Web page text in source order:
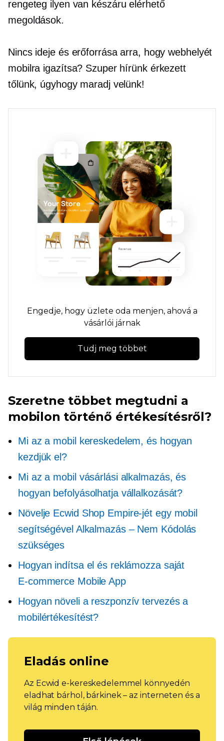
rengeteg ilyen van készáru elérhető
megoldások.
Nincs ideje és erőforrása arra, hogy webhelyét
mobilra igazítsa? Szuper hírünk érkezett
tőlünk, úgyhogy maradj velünk!
Engedje, hogy üzlete oda menjen, ahová a
vásárlói járnak
Tudj meg többet
Szeretne többet megtudni a
mobilon történő értékesítésről?
Mi az a mobil kereskedelem, és hogyan
kezdjük el?
Mi az a mobil vásárlási alkalmazás, és
hogyan befolyásolhatja vállalkozását?
Növelje Ecwid Shop Empire-jét egy mobil
segítségével Alkalmazás – Nem Kódolás
szükséges
Hogyan indítsa el és reklámozza saját
E-commerce Mobile App
Hogyan növeli a reszponzív tervezés a
mobilértékesítést?
Eladás online
Az Ecwid e-kereskedelemmel könnyedén
eladhat bárhol, bárkinek – az interneten és a
világ minden táján.